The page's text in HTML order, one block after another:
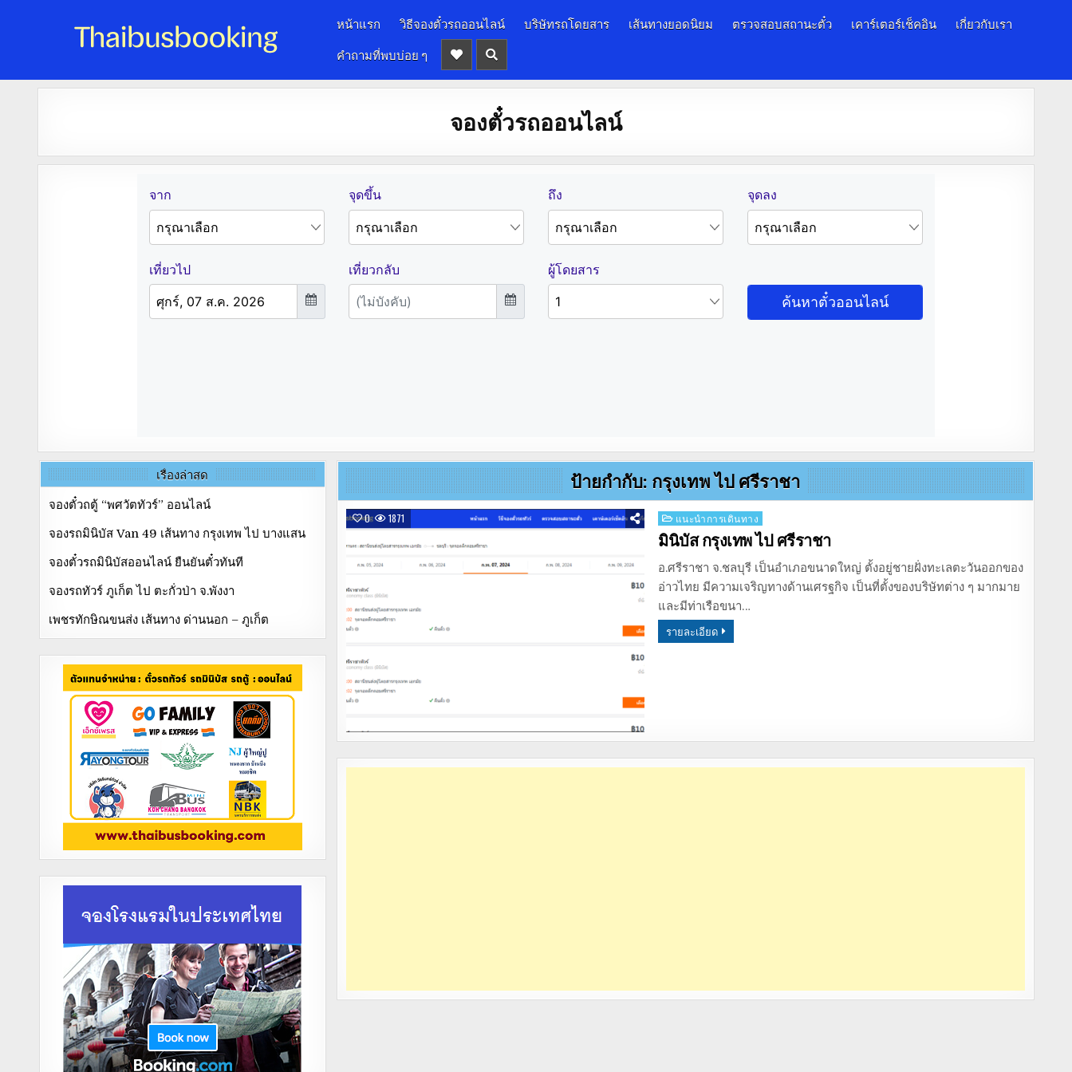
จองตั๋วรถออนไลน์ 24 ชั่วโมง
หน้าแรก วิธีจองตั๋วรถออนไลน์ บริษัทรถโดยสาร เส้นทางยอดนิยม ตรวจสอบสถานะตั๋ว เคาร์เตอร์เช็คอิน
เกี่ยวกับเรา
คำถามที่พบบ่อย ๆ
จองตั๋วรถออนไลน์
ป้ายกำกับ: กรุงเทพ ไป ศรีราชา
0 1871
Posted
in
แนะนำการเดินทาง
มินิบัส กรุงเทพ ไป ศรีราชา
อ.ศรีราชา จ.ชลบุรี เป็นอำเภอขนาดใหญ่ ตั้งอยู่ชายฝั่งทะเลตะวันออกของ
อ่าวไทย มีความเจริญทางด้านเศรฐกิจ เป็นที่ตั้งของบริษัทต่าง ๆ มากมาย
และมีท่าเรือขนา…
รายละเอียด
เรื่องล่าสุด
จองตั๋วถตู้ “พศวัตทัวร์” ออนไลน์
จองรถมินิบัส Van 49 เส้นทาง กรุงเทพ ไป บางแสน
จองตั๋วรถมินิบัสออนไลน์ ยืนยันตั๋วทันที
จองรถทัวร์ ภูเก็ต ไป ตะกั่วป่า จ.พังงา
เพชรทักษิณขนส่ง เส้นทาง ด่านนอก – ภูเก็ต